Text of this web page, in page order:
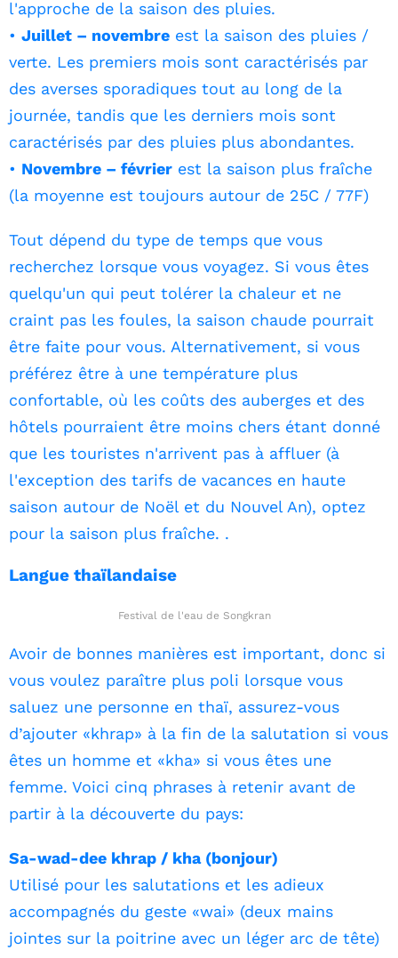
l'approche de la saison des pluies.
• Juillet – novembre est la saison des pluies /
verte. Les premiers mois sont caractérisés par
des averses sporadiques tout au long de la
journée, tandis que les derniers mois sont
caractérisés par des pluies plus abondantes.
• Novembre – février est la saison plus fraîche
(la moyenne est toujours autour de 25C / 77F)
Tout dépend du type de temps que vous
recherchez lorsque vous voyagez. Si vous êtes
quelqu'un qui peut tolérer la chaleur et ne
craint pas les foules, la saison chaude pourrait
être faite pour vous. Alternativement, si vous
préférez être à une température plus
confortable, où les coûts des auberges et des
hôtels pourraient être moins chers étant donné
que les touristes n'arrivent pas à affluer (à
l'exception des tarifs de vacances en haute
saison autour de Noël et du Nouvel An), optez
pour la saison plus fraîche. .
Langue thaïlandaise
Festival de l'eau de Songkran
Avoir de bonnes manières est important, donc si
vous voulez paraître plus poli lorsque vous
saluez une personne en thaï, assurez-vous
d’ajouter «khrap» à la fin de la salutation si vous
êtes un homme et «kha» si vous êtes une
femme. Voici cinq phrases à retenir avant de
partir à la découverte du pays:
Sa-wad-dee khrap / kha (bonjour)
Utilisé pour les salutations et les adieux
accompagnés du geste «wai» (deux mains
jointes sur la poitrine avec un léger arc de tête)